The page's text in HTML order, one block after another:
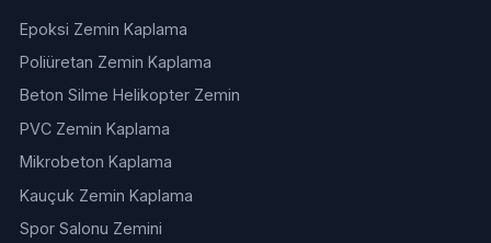
Epoksi Zemin Kaplama
Poliüretan Zemin Kaplama
Beton Silme Helikopter Zemin
PVC Zemin Kaplama
Mikrobeton Kaplama
Kauçuk Zemin Kaplama
Spor Salonu Zemini